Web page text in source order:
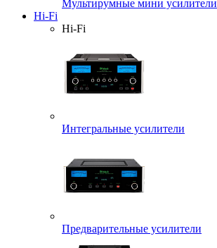
Мультирумные мини усилители
Hi-Fi
Hi-Fi
Интегральные усилители
Предварительные усилители